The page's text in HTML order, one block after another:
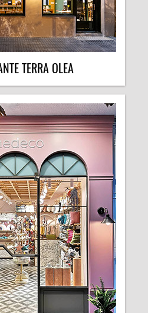
TERRA OLEA